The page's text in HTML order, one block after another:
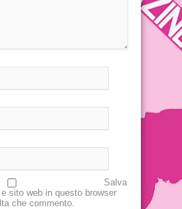
Salva
sito web in questo browser
che commento.